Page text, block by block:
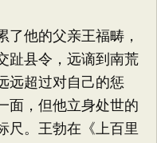
他的父亲王福畴，
趾县令，远谪到南荒
远超过对自己的惩
面，但他立身处世的
尺。王勃在《上百里